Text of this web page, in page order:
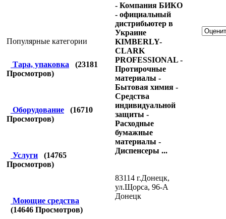
Популярные категории
Тара, упаковка (23181
Просмотров)
Оборудование (16710
Просмотров)
Услуги (14765
Просмотров)
Моющие средства
(14646 Просмотров)
- Компания БИКО
- официальный
дистрибьютер в
Украине
KIMBERLY-
CLARK
PROFESSIONAL -
Протирочные
материалы -
Бытовая химия -
Средства
индивидуальной
защиты -
Расходные
бумажные
материалы -
Диспенсеры ...
83114 г.Донецк,
ул.Щорса, 96-А
Донецк